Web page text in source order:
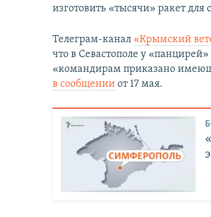
изготовить «тысячи» ракет
Телеграм-канал «Крымский
что в Севастополе у
«командирам приказано
в сообщении от 17 мая.